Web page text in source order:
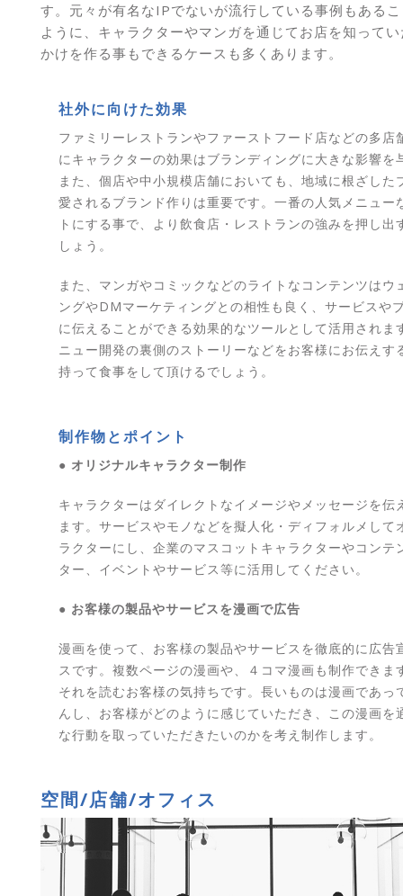
す。元々が有名なIPでないが流行している事例もある
ように、キャラクターやマンガを通じてお店を知って
かけを作る事もできるケースも多くあります。
社外に向けた効果
ファミリーレストランやファーストフード店などの多店
にキャラクターの効果はブランディングに大きな影響を
また、個店や中小規模店舗においても、地域に根ざした
愛されるブランド作りは重要です。一番の人気メニュー
トにする事で、より飲食店・レストランの強みを押し出
しょう。
また、マンガやコミックなどのライトなコンテンツはウ
ングやDMマーケティングとの相性も良く、サービスや
に伝えることができる効果的なツールとして活用されま
ニュー開発の裏側のストーリーなどをお客様にお伝えす
持って食事をして頂けるでしょう。
制作物とポイント
● オリジナルキャラクター制作
キャラクターはダイレクトなイメージやメッセージを伝
ます。サービスやモノなどを擬人化・ディフォルメして
ラクターにし、企業のマスコットキャラクターやコンテ
ター、イベントやサービス等に活用してください。
● お客様の製品やサービスを漫画で広告
漫画を使って、お客様の製品やサービスを徹底的に広告
スです。複数ページの漫画や、４コマ漫画も制作できま
それを読むお客様の気持ちです。長いものは漫画であっ
んし、お客様がどのように感じていただき、この漫画を
な行動を取っていただきたいのかを考え制作します。
空間/店舗/オフィス